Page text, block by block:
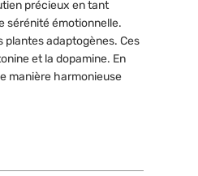
précieux en tant
sérénité émotionnelle.
plantes adaptogènes. Ces
et la dopamine. En
manière harmonieuse